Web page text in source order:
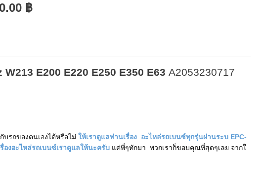
0.00 ฿
E200 E220 E250 E350 E63 A2053230717
บรถของตนเองได้หรือไม่ ให้เราดูแลท่านเรื่อง อะไหล่รถเบนซ์ทุกรุ่นผ่านระบ EPC-
งอะไหล่รถเบนซ์เราดูแลให้นะครับ แค่พี่ๆทักมา พวกเราก็ขอบคุณที่สุดๆเลย จากใ